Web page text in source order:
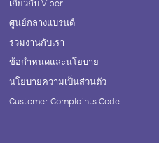
เกี่ยวกับ Viber
ศูนย์กลางแบรนด์
ร่วมงานกับเรา
ข้อกำหนดและนโยบาย
นโยบายความเป็นส่วนตัว
Customer Complaints Code